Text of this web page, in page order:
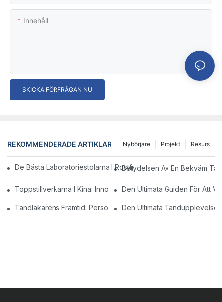
Innehåll
SKICKA FÖRFRÅGAN NU
REKOMMENDERADE ARTIKLAR Resurs
Projekt
Nybörjare
De Bästa Laboratoriestolarna I Rostfritt Stål För Ditt
Betydelsen Av En Bekväm
Toppstillverkarna I Kina: Innovationer Och Kvalitet
Den Ultimata Guiden För Att
Tandläkarens Framtid: Personliga Moderna Tandstolar
Den Ultimata